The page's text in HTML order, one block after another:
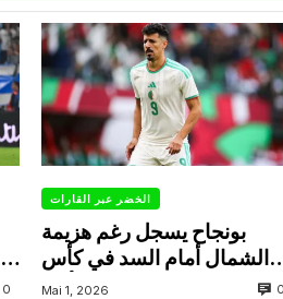
0
الخضر عبر القارات
بونجاح يسجل رغم هزيمة
الشمال أمام السد في كأس
الأمير
Mai 1, 2026 0